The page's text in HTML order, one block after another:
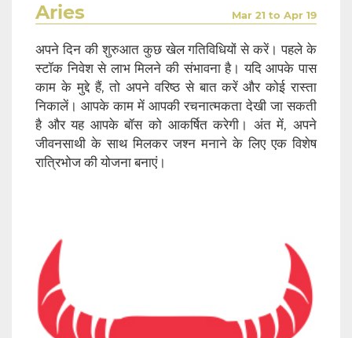
Aries Mar 21 to Apr 19
अपने दिन की शुरुआत कुछ खेल गतिविधियों से करें। पहले के
स्टॉक निवेश से लाभ मिलने की संभावना है। यदि आपके पास
काम के मुद्दे हैं, तो अपने वरिष्ठ से बात करें और कोई रास्ता
निकालें। आपके काम में आपकी रचनात्मकता देखी जा सकती
है और यह आपके बॉस को आकर्षित करेगी। अंत में, अपने
जीवनसाथी के साथ मिलकर जश्न मनाने के लिए एक विशेष
रात्रिभोज की योजना बनाएं।